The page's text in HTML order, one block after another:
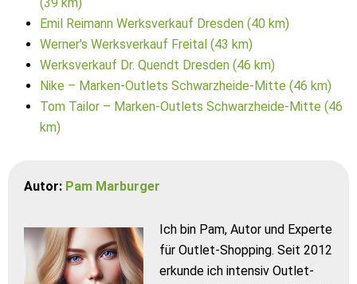
Emil Reimann Werksverkauf Dresden (40 km)
Werner's Werksverkauf Freital (43 km)
Werksverkauf Dr. Quendt Dresden (46 km)
Nike – Marken-Outlets Schwarzheide-Mitte (46 km)
Tom Tailor – Marken-Outlets Schwarzheide-Mitte (46
km)
Autor: Pam Marburger
Ich bin Pam, Autor und Experte
für Outlet-Shopping. Seit 2012
erkunde ich intensiv Outlet-